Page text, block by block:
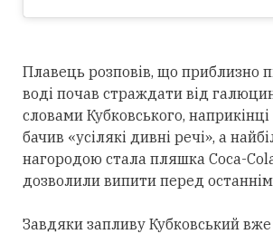
Плавець розповів, що приблизно
воді почав страждати від
словами Кубковського,
бачив «усілякі дивні речі», а
нагородою стала пляшка Coca-
дозволили випити перед
Завдяки запливу Кубковський вже